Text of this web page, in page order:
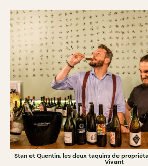
Stan et Quentin, les deux taquins de
Vivant